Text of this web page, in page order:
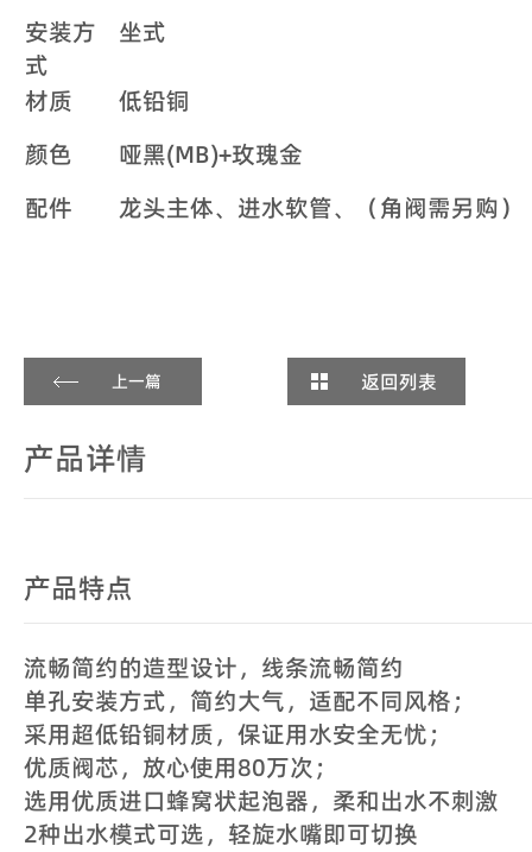
安装方
式
坐式
材质
低铅铜
颜色
哑黑(MB)+玫瑰金
配件
龙头主体、进水软管、（角阀需另购）
上一篇 返回列表
产品详情
产品特点
流畅简约的造型设计，线条流畅简约
单孔安装方式，简约大气，适配不同风格；
采用超低铅铜材质，保证用水安全无忧；
优质阀芯，放心使用80万次；
选用优质进口蜂窝状起泡器，柔和出水不刺激
2种出水模式可选，轻旋水嘴即可切换